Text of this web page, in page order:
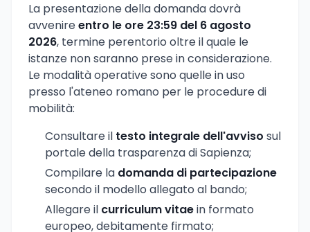
La presentazione della domanda dovrà
avvenireentro le ore 23:59 del 6 agosto
2026, termine perentorio oltre il quale le
istanze non saranno prese in considerazione.
Le modalità operative sono quelle in uso
presso l'ateneo romano per le procedure di
mobilità:
Consultare il testo integrale dell'avviso sul
portale della trasparenza di Sapienza;
Compilare la domanda di partecipazione
secondo il modello allegato al bando;
Allegare il curriculum vitaein formato
europeo, debitamente firmato;